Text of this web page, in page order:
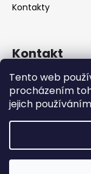
Tento web
procházením
jejich
Kontakty
Kontakt
info@bocca-
602936225